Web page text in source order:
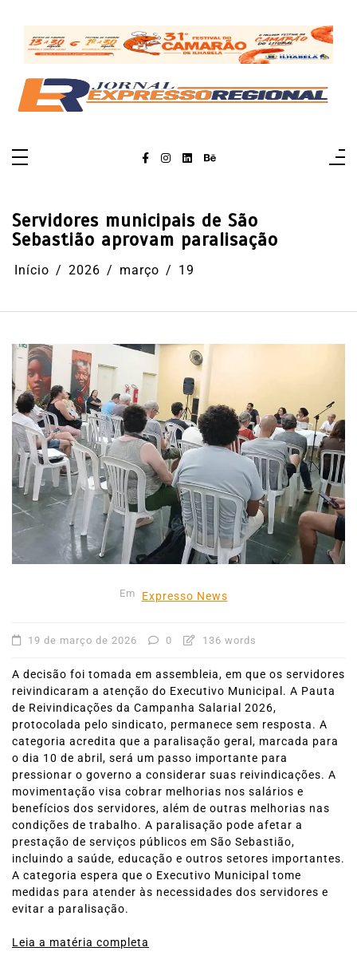
conteúdo
Servidores municipais de São
Sebastião aprovam paralisação
Início 2026 março 19
Em Expresso News
19 de março de 2026 0 136 words
A decisão foi tomada em assembleia, em que os servidores
reivindicaram a atenção do Executivo Municipal. A Pauta
de Reivindicações da Campanha Salarial 2026,
protocolada pelo sindicato, permanece sem resposta. A
categoria acredita que a paralisação geral, marcada para
o dia 10 de abril, será um passo importante para
pressionar o governo a considerar suas reivindicações. A
movimentação visa cobrar melhorias nos salários e
benefícios dos servidores, além de outras melhorias nas
condições de trabalho. A paralisação pode afetar a
prestação de serviços públicos em São Sebastião,
incluindo a saúde, educação e outros setores importantes.
A categoria espera que o Executivo Municipal tome
medidas para atender às necessidades dos servidores e
evitar a paralisação.
Leia a matéria completa